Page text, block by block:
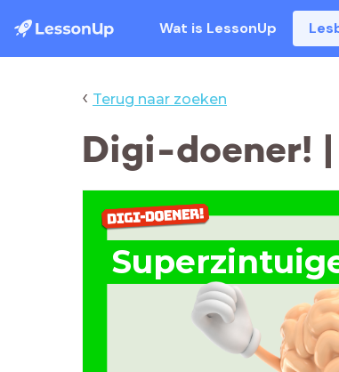
Wat is LessonUp
‹ Terug naar zoeken
Digi-doener!